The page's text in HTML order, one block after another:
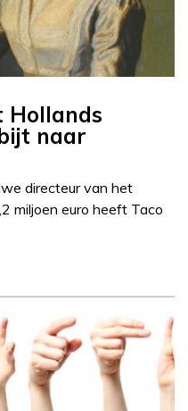
Hollands
naar
directeur van het
miljoen euro heeft Taco